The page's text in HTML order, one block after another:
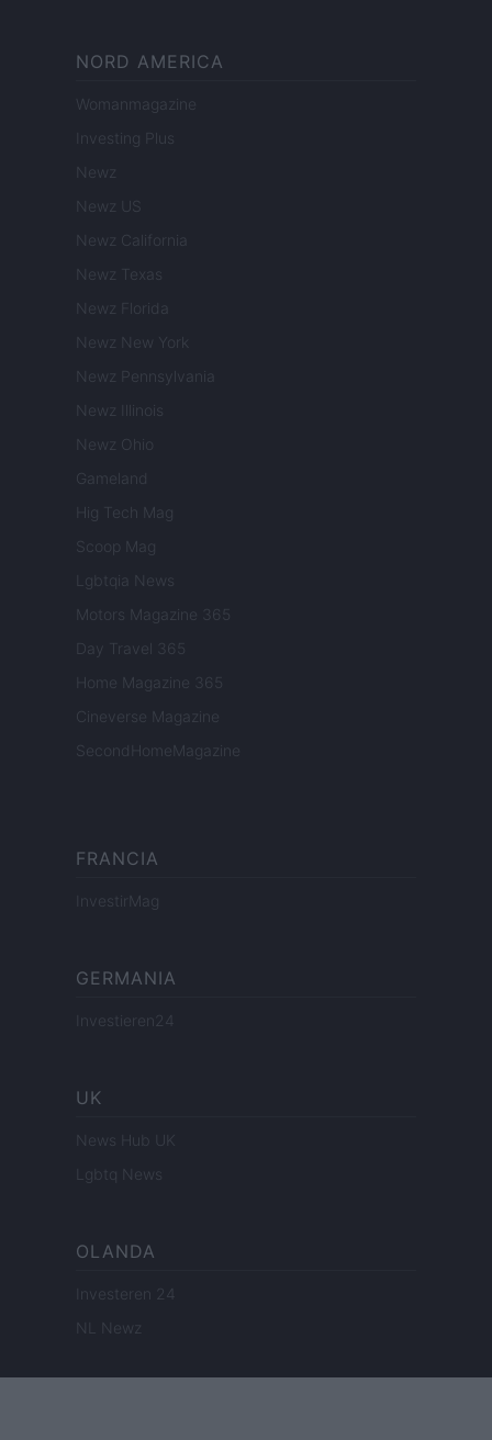
NORD AMERICA
Womanmagazine
Investing Plus
Newz
Newz US
Newz California
Newz Texas
Newz Florida
Newz New York
Newz Pennsylvania
Newz Illinois
Newz Ohio
Gameland
Hig Tech Mag
Scoop Mag
Lgbtqia News
Motors Magazine 365
Day Travel 365
Home Magazine 365
Cineverse Magazine
SecondHomeMagazine
FRANCIA
InvestirMag
GERMANIA
Investieren24
UK
News Hub UK
Lgbtq News
OLANDA
Investeren 24
NL Newz